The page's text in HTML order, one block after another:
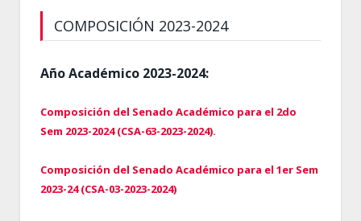
COMPOSICIÓN 2023-2024
Año Académico 2023-2024:
Composición del Senado Académico para el 2do
Sem 2023-2024 (CSA-63-2023-2024).
Composición del Senado Académico para el 1er Sem
2023-24 (CSA-03-2023-2024)